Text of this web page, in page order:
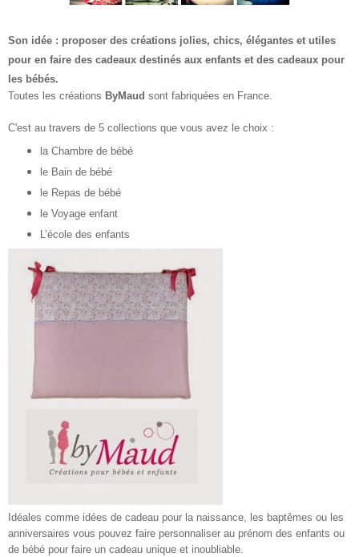
Son idée : proposer des créations jolies, chics, élégantes et utiles
pour en faire des cadeaux destinés aux enfants et des cadeaux pour
les bébés.
Toutes les créations ByMaud sont fabriquées en France.
C'est au travers de 5 collections que vous avez le choix :
la Chambre de bébé
le Bain de bébé
le Repas de bébé
le Voyage enfant
L’école des enfants
Idéales comme idées de cadeau pour la naissance, les baptêmes ou les
anniversaires vous pouvez faire personnaliser au prénom des enfants ou
de bébé pour faire un cadeau unique et inoubliable.